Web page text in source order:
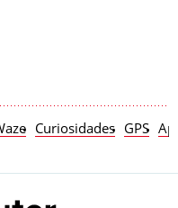
Curiosidades GPS